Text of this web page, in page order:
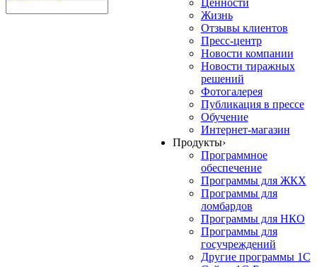
Жизнь
Отзывы клиентов
Пресс-центр
Новости компании
Новости тиражных
решений
Фотогалерея
Публикация в прессе
Обучение
Интернет-магазин
Продукты›
Программное
обеспечение
Программы для ЖКХ
Программы для
ломбардов
Программы для НКО
Программы для
госучреждений
Другие программы 1С